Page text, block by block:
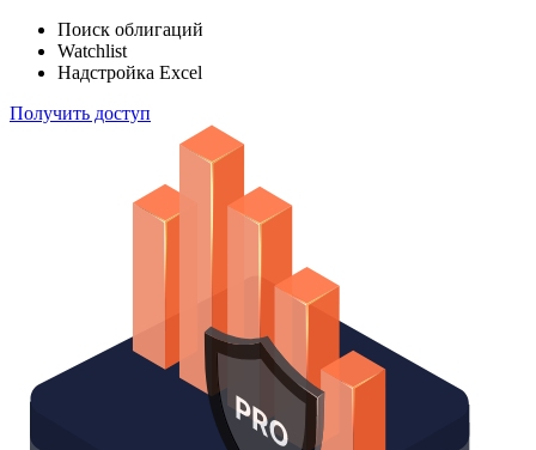
Поиск облигаций
Watchlist
Надстройка Excel
Получить доступ